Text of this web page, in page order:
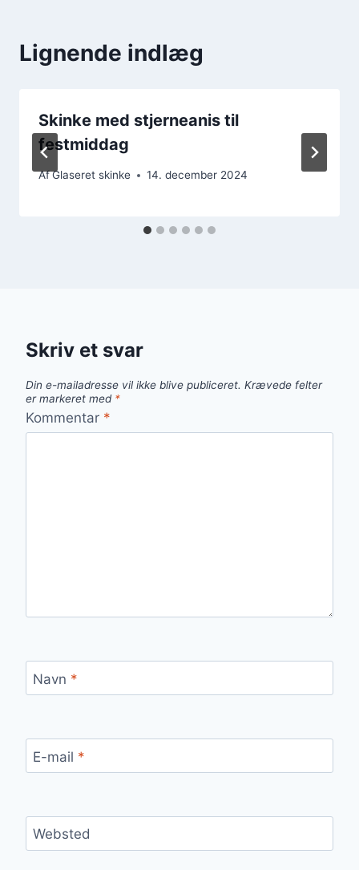
Lignende indlæg
Skinke med stjerneanis til
festmiddag
AfGlaseret skinke 14. december 2024
Skriv et svar
Din e-mailadresse vil ikke blive publiceret. Krævede felter
er markeret med *
Kommentar *
Navn *
E-mail *
Websted